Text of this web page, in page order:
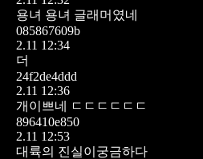
용녀 용녀 글래머였네
085867609b
2.11 12:34
더
24f2de4ddd
2.11 12:36
개이쁘네 ㄷㄷㄷㄷㄷㄷ
896410e850
2.11 12:53
대륙의 진실이궁금하다